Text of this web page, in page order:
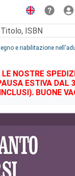
e riabilitazione
NOSTRE
ESTIVA DAL
BUONE